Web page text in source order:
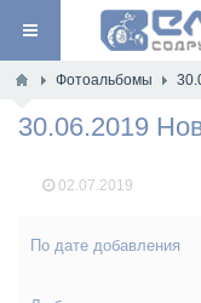
Фотоальбомы
30.06.2019
02.07.2019
По дате добавления